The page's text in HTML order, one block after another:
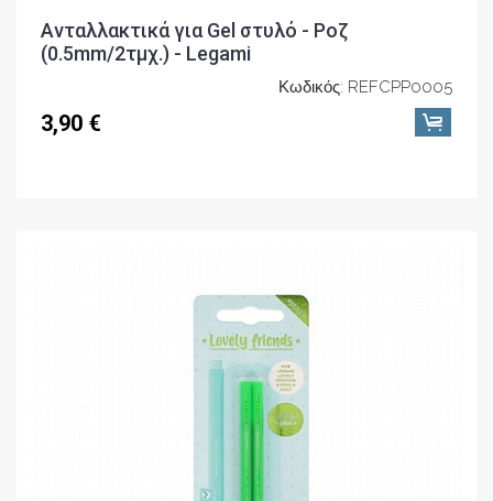
Ανταλλακτικά για Gel στυλό - Ροζ
(0.5mm/2τμχ.) - Legami
Κωδικός: REFCPP0005
3,90 €